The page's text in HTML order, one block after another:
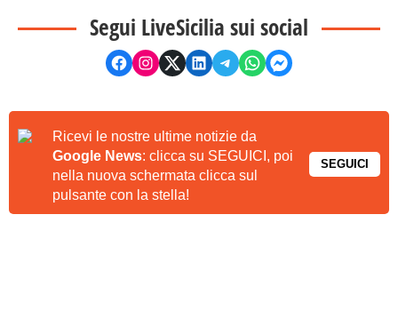
Segui LiveSicilia sui social
Ricevi le nostre ultime notizie da
Google News: clicca su SEGUICI, poi
nella nuova schermata clicca sul
pulsante con la stella!
SEGUICI